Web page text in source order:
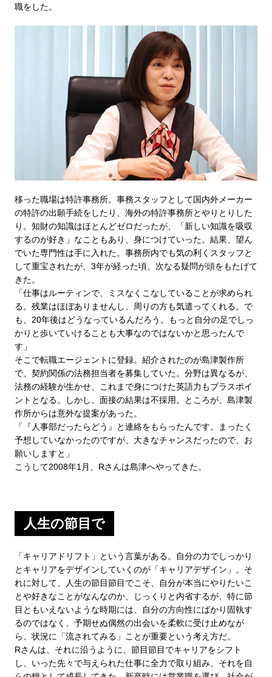
職をした。
移った職場は特許事務所。事務スタッフとして国内外メーカー
の特許の出願手続をしたり、海外の特許事務所とやりとりした
り。知財の知識はほとんどゼロだったが、「新しい知識を吸収
するのが好き」なこともあり、身につけていった。結果、望ん
でいた専門性は手に入れた。事務所内でも気の利くスタッフと
して重宝されたが、3年が経った頃、次なる疑問が頭をもたげて
きた。
「仕事はルーティンで、ミスなくこなしていることが求められ
る。残業はほぼありませんし、周りの方も気遣ってくれる。で
も、20年後はどうなっているんだろう。もっと自分の足でしっ
かりと歩いていけることも大事なのではないかと思ったんで
す」
そこで転職エージェントに登録。紹介されたのが島津製作所
で、契約関係の法務担当者を募集していた。分野は異なるが、
法務の経験が生かせ、これまで身につけた英語力もプラスポイ
ントとなる。しかし、面接の結果は不採用。ところが、島津製
作所からは意外な提案があった。
「『人事部だったらどう』と連絡をもらったんです。まったく
予想していなかったのですが、大きなチャンスだったので、お
願いしますと」
こうして2008年1月、Rさんは島津へやってきた。
人生の節目で
「キャリアドリフト」という言葉がある。自分の力でしっかり
とキャリアをデザインしていくのが「キャリアデザイン」。そ
れに対して、人生の節目節目でこそ、自分が本当にやりたいこ
とや好きなことがなんなのか、じっくりと内省するが、特に節
目ともいえないような時期には、自分の方向性にばかり固執す
るのではなく、予期せぬ偶然の出会いを柔軟に受け止めなが
ら、状況に「流されてみる」ことが重要という考え方だ。
Rさんは、それに沿うように、節目節目でキャリアをシフト
し、いった先々で与えられた仕事に全力で取り組み、それを自